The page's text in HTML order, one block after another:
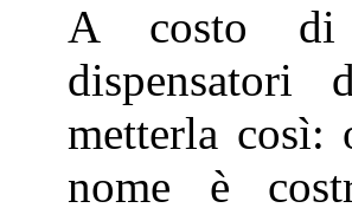
A costo di
dispensatori
metterla così:
nome è